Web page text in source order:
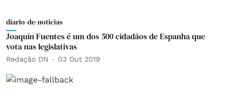
diario-de-noticias
Joaquín Fuentes é um dos 500 cidadãos de Espanha que
vota nas legislativas
Redação DN 03 Out 2019